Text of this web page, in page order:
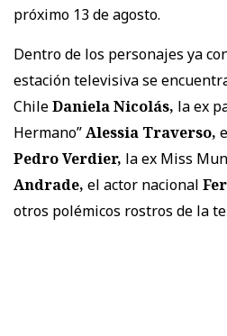
próximo 13 de agosto.
Dentro de los personajes ya
estación televisiva se
ChileDaniela Nicolás, la ex
Hermano”Alessia Traverso,
Pedro Verdier, la ex Miss
Andrade, el actor nacional
otros polémicos rostros de la